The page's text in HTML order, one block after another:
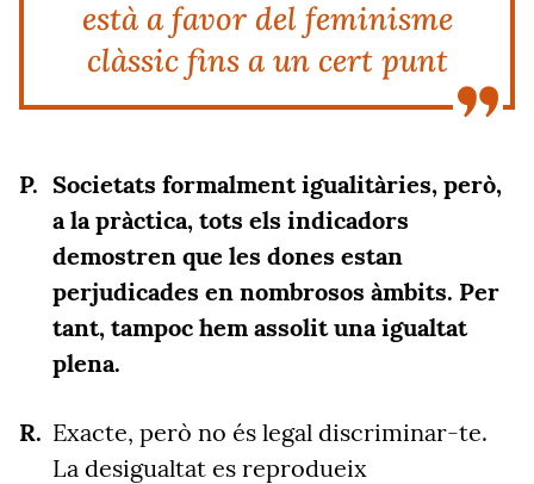
està a favor del feminisme
clàssic fins a un cert punt
Societats formalment igualitàries, però,
a la pràctica, tots els indicadors
demostren que les dones estan
perjudicades en nombrosos àmbits. Per
tant, tampoc hem assolit una igualtat
plena.
Exacte, però no és legal discriminar-te.
La desigualtat es reprodueix